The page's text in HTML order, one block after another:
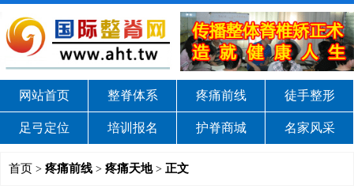
网站首页 整脊体系 疼痛前线 徒手整形
足弓定位 培训报名 护脊商城 名家风采
首页 > 疼痛前线 > 疼痛天地 > 正文